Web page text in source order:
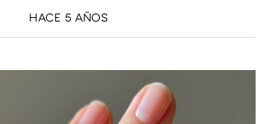
HACE 5 AÑOS